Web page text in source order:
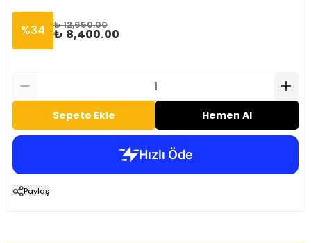
%34 ₺ 12,650.00
₺ 8,400.00
Sepete Ekle Hemen Al
Paylaş